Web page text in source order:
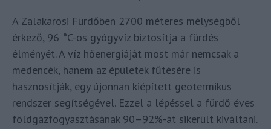
A Zalakarosi Fürdőben 2700 méteres mélységből
érkező, 96 °C-os gyógyvíz biztosítja a fürdés
élményét. A víz hőenergiáját most már nemcsak a
medencék, hanem az épületek fűtésére is
hasznosítják, egy újonnan kiépített geotermikus
rendszer segítségével. Ezzel a lépéssel a fürdő éves
földgázfogyasztásának 90–92%-át sikerült kiváltani.